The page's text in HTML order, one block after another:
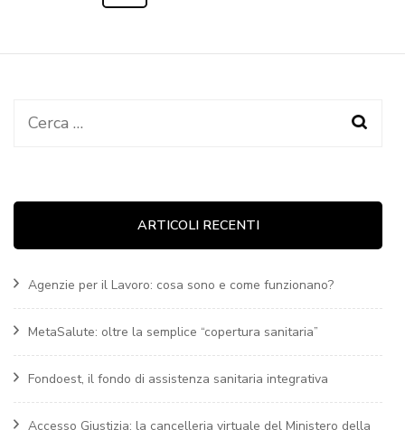
Ricerca
ARTICOLI RECENTI
Agenzie per il Lavoro: cosa sono e come funzionano?
MetaSalute: oltre la semplice “copertura sanitaria”
Fondoest, il fondo di assistenza sanitaria integrativa
Accesso Giustizia: la cancelleria virtuale del Ministero della